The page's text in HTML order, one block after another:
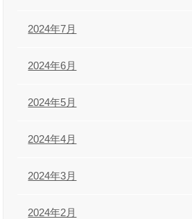
2024年7月
2024年6月
2024年5月
2024年4月
2024年3月
2024年2月